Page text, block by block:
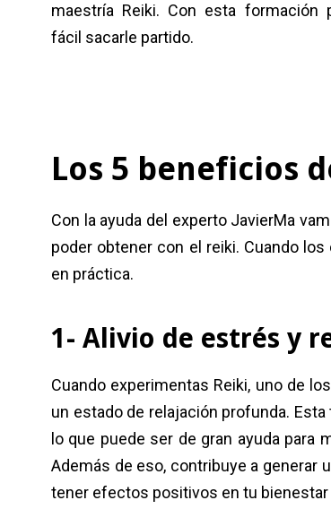
maestría Reiki. Con esta
fácil sacarle partido.
Los 5 beneficios
Con la ayuda del experto JavierMa
poder obtener con el reiki. Cuando
en práctica.
1- Alivio de estrés y
Cuando experimentas Reiki, uno de
un estado de relajación profunda.
lo que puede ser de gran ayuda para
Además de eso, contribuye a generar
tener efectos positivos en tu bienestar